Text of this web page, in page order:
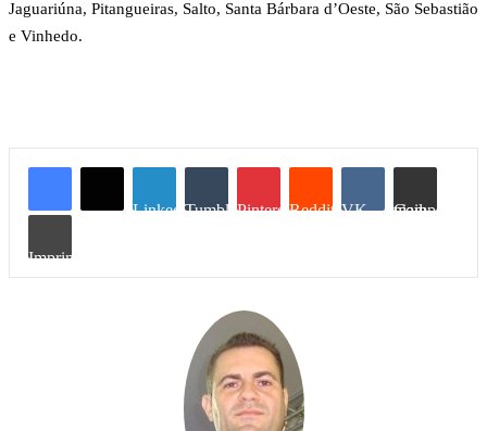
Jaguariúna, Pitangueiras, Salto, Santa Bárbara d’Oeste, São Sebastião
e Vinhedo.
LinkedinTumblr PinterestReddit VK Compartilhar via e-mail
Imprimir